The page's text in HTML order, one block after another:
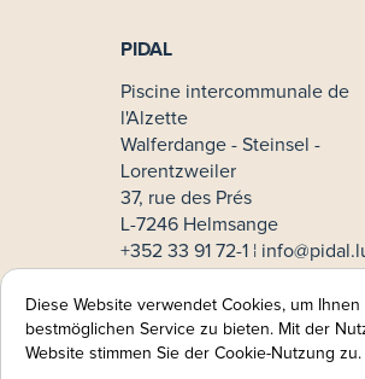
PIDAL
Piscine intercommunale de
l'Alzette
Walferdange - Steinsel -
Lorentzweiler
37, rue des Prés
L-7246 Helmsange
+352 33 91 72-1 ¦
Zahlmethoden
Online-Zahlung
Diese Website verwendet Cookies, um Ihnen
bestmöglichen Service zu bieten. Mit der
Website stimmen Sie der Cookie-Nutzung zu.